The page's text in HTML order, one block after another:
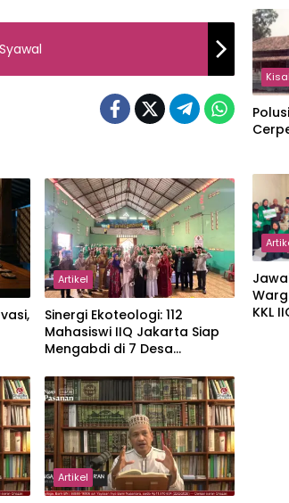
Artikel
‎Sinergi Ekoteologi: 112
Mahasiswi IIQ Jakarta Siap
Mengabdi di 7 Desa
Artikel
KKL